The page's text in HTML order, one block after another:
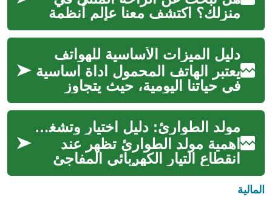
منزلك؟ اكتشف معنا عالم أنظمة
التكييف الحديثة، من الأنواع
المختلفة إلى نصائح الاختيار
والص...
دليل الميزات الأساسية للهواتف
يعتبر الهاتف المحمول أداة أساسية
في حياتنا اليومية، حيث يتجاوز
مجرد وسيلة اتصال ليصبح مركزًا
للترفيه والعمل والإنتاجي...
مولد الطوارئ: دليل اختيار وتشغيل موثوق
أهمية مولد الطوارئ تظهر عند
انقطاع التيار الكهربائي المفاجئ
سواء في المنازل أو المؤسسات
التجارية أو المواقع الصناعية....المالية